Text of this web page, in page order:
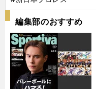
編集部のおすすめ